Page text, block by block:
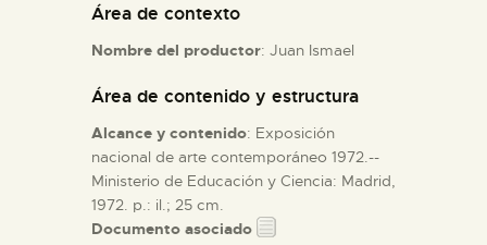
ESPAÑOL
Área de contexto
Nombre del productor: Juan Ismael
Área de contenido y estructura
Alcance y contenido: Exposición
nacional de arte contemporáneo 1972.--
Ministerio de Educación y Ciencia: Madrid,
1972. p.: il.; 25 cm.
Documento asociado